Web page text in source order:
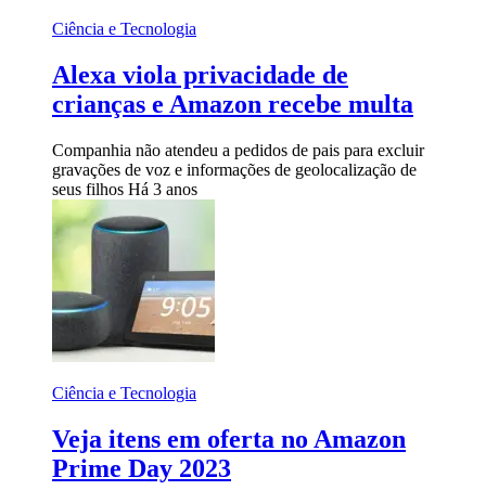
Ciência e Tecnologia
Alexa viola privacidade de
crianças e Amazon recebe multa
Companhia não atendeu a pedidos de pais para excluir
gravações de voz e informações de geolocalização de
seus filhos Há 3 anos
Ciência e Tecnologia
Veja itens em oferta no Amazon
Prime Day 2023